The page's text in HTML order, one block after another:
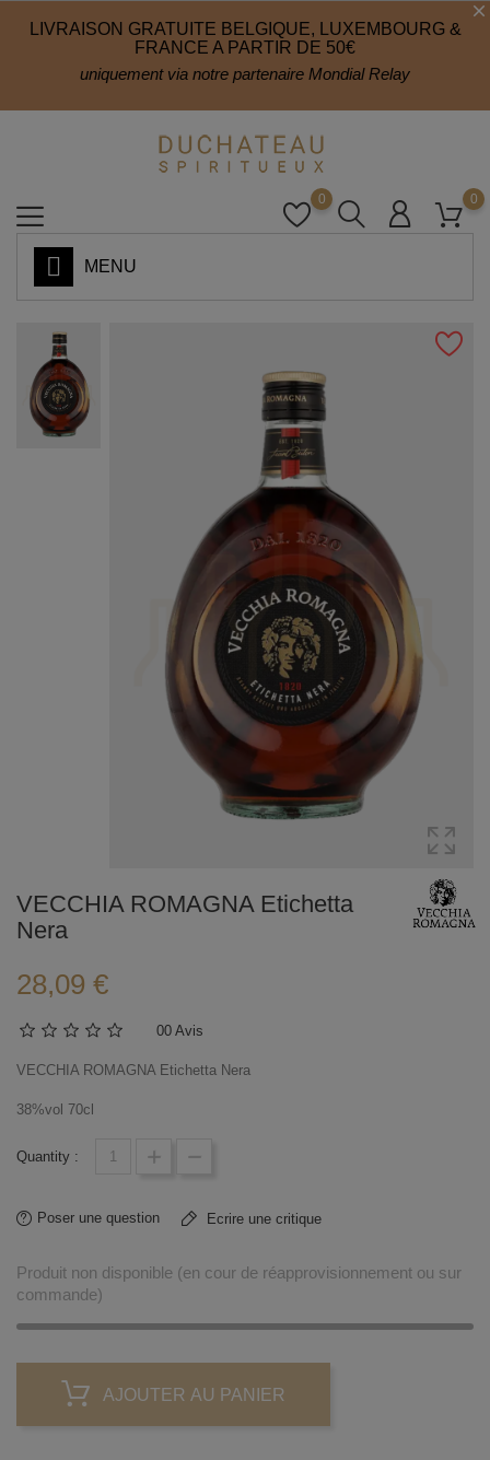
LIVRAISON GRATUITE BELGIQUE, LUXEMBOURG &
FRANCE A PARTIR DE 50€
uniquement via notre partenaire Mondial Relay
0
0
MENU
VECCHIA ROMAGNA Etichetta
Nera
28,09 €
00 Avis
VECCHIA ROMAGNA Etichetta Nera
38%vol 70cl
Quantity :
Poser une question Ecrire une critique
Produit non disponible (en cour de réapprovisionnement ou sur
commande)
AJOUTER AU PANIER